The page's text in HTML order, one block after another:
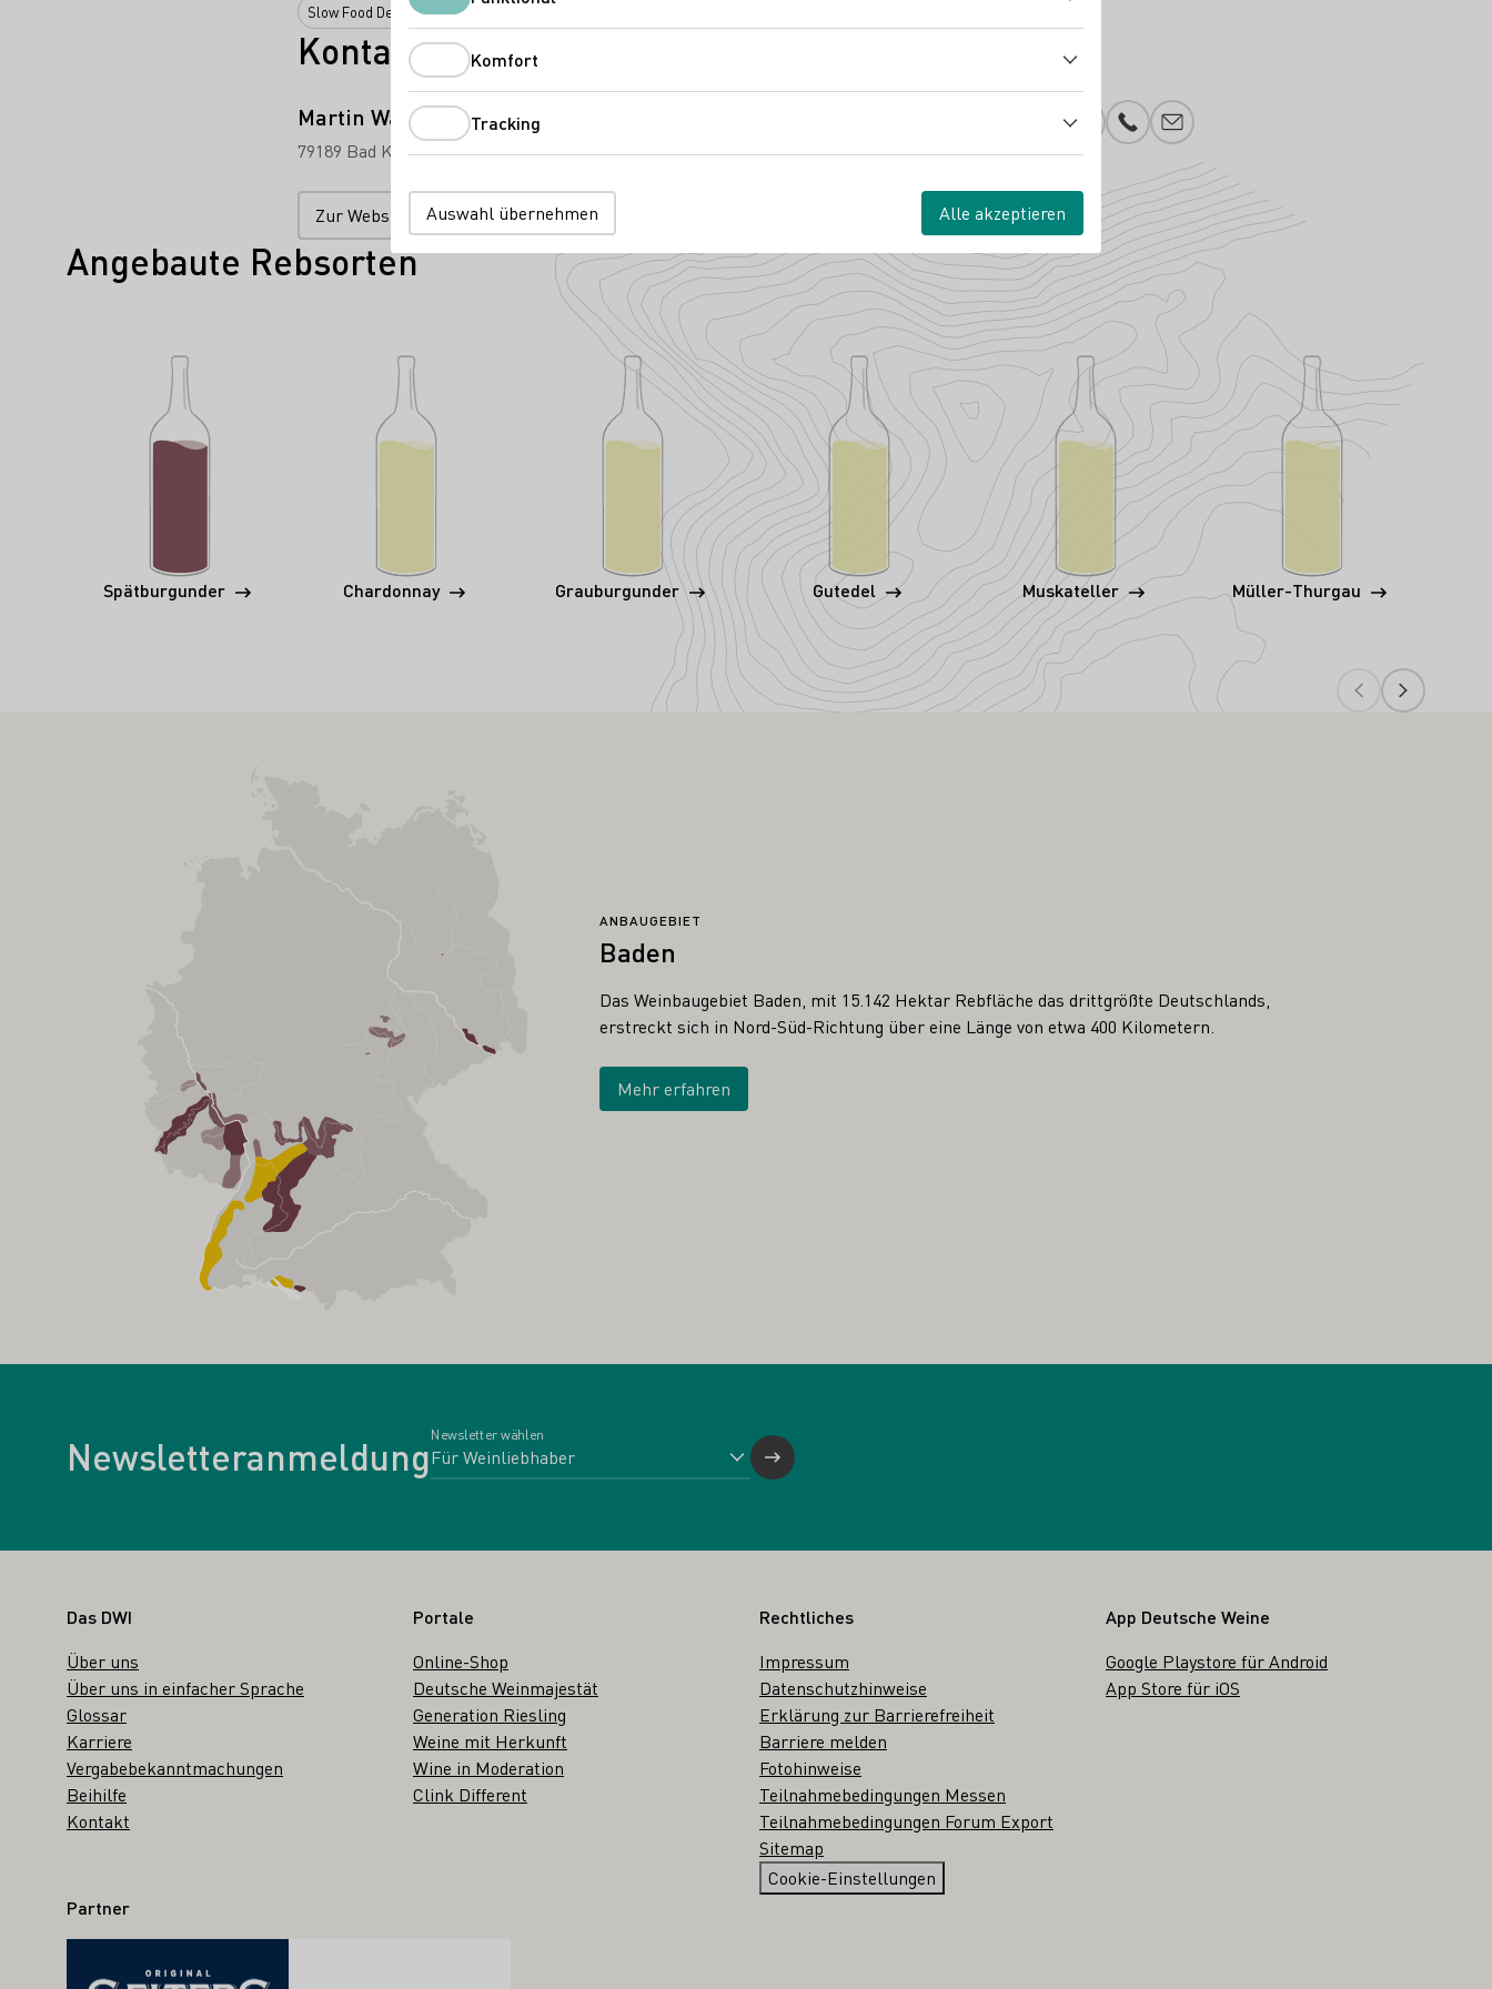
Slow Food Deutschland e.V.
Kontakt
Martin Waßmer
79189 Bad Krozingen-Schlatt Am Sportplatz 3 Baden Deutschland
InstagramFacebookTelefonnummer
E-Mail-Adresse
Zur Website
Angebaute Rebsorten
Spätburgunder Chardonnay Grauburgunder Gutedel Muskateller Müller-Thurgau
ANBAUGEBIET
Baden
Das Weinbaugebiet Baden, mit 15.142 Hektar Rebfläche das drittgrößte Deutschlands,
erstreckt sich in Nord-Süd-Richtung über eine Länge von etwa 400 Kilometern.
Mehr erfahren
Newsletteranmeldung
Newsletter wählen
Fußbereich
Das DWI
Über uns
Über uns in einfacher Sprache
Glossar
Karriere
Vergabebekanntmachungen
Beihilfe
Kontakt
Portale
Online-Shop
Deutsche Weinmajestät
Generation Riesling
Weine mit Herkunft
Wine in Moderation
Clink Different
Rechtliches
Impressum
Datenschutzhinweise
Erklärung zur Barrierefreiheit
Barriere melden
Fotohinweise
Teilnahmebedingungen Messen
Teilnahmebedingungen Forum Export
Sitemap
Cookie-Einstellungen
Funktional
Komfort
Tracking
Auswahl übernehmen Alle akzeptieren
App Deutsche Weine
Google Playstore für Android
App Store für iOS
Partner